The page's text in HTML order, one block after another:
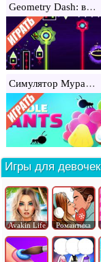
Geometry Dash: всё открыто
Симулятор Муравьев
Игры для девочек
Avakin Life Романтика